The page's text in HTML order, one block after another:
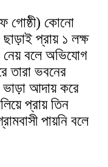
গোষ্ঠী) কোনো
প্রায় ১ লক্ষ
নেয় বলে অভিযোগ
তারা ভবনের
ভাড়া আদায় করে
প্রায় তিন
পায়নি বলে